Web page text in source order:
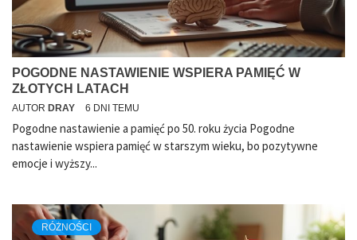
POGODNE NASTAWIENIE WSPIERA PAMIĘĆ W
ZŁOTYCH LATACH
AUTOR DRAY 6 DNI TEMU
Pogodne nastawienie a pamięć po 50. roku życia Pogodne
nastawienie wspiera pamięć w starszym wieku, bo pozytywne
emocje i wyższy...
RÓŻNOŚCI